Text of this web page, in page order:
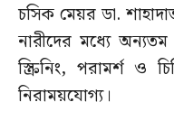
চসিক মেয়র ডা.
নারীদের মধ্যে
স্ক্রিনিং, পরামর্শ ও
নিরাময়যোগ্য।